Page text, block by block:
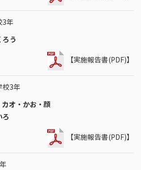
3年
う
【実施報告書(PDF)】
3年
オ・かお・顔
【実施報告書(PDF)】